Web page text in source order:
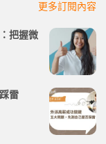
更多訂閱內容
把握微
雷